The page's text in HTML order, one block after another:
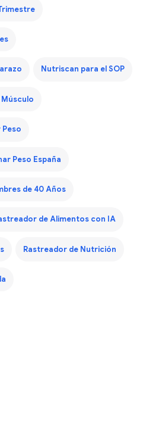
Nutriscan para el SOP
Peso España
de 40 Años
de Alimentos con IA
Rastreador de Nutrición